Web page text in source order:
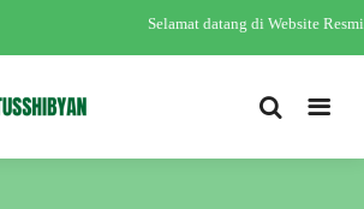
Selamat datang di Website